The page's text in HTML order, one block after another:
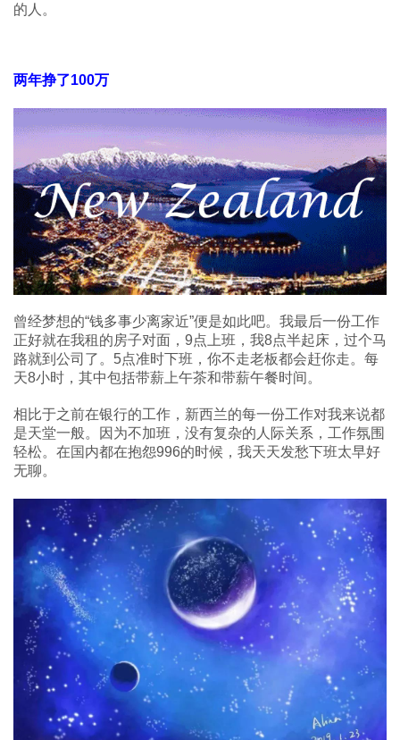
的人。
两年挣了100万
曾经梦想的“钱多事少离家近”便是如此吧。我最后一份工作
正好就在我租的房子对面，9点上班，我8点半起床，过个马
路就到公司了。5点准时下班，你不走老板都会赶你走。每
天8小时，其中包括带薪上午茶和带薪午餐时间。
相比于之前在银行的工作，新西兰的每一份工作对我来说都
是天堂一般。因为不加班，没有复杂的人际关系，工作氛围
轻松。在国内都在抱怨996的时候，我天天发愁下班太早好
无聊。